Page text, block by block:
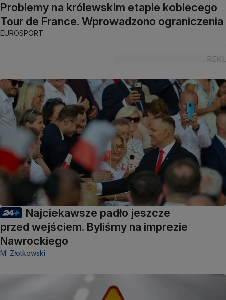
Problemy na królewskim etapie kobiecego
Tour de France. Wprowadzono ograniczenia
EUROSPORT
Najciekawsze padło jeszcze
przed wejściem. Byliśmy na imprezie
Nawrockiego
M. Złotkowski